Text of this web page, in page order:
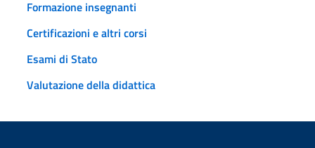
Formazione insegnanti
Certificazioni e altri corsi
Esami di Stato
Valutazione della didattica